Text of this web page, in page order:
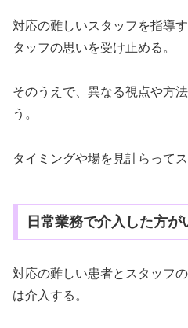
対応の難しいスタッフを指導
タッフの思いを受け止める。
そのうえで、異なる視点や方
う。
タイミングや場を見計らって
日常業務で介入した方
対応の難しい患者とスタッフ
は介入する。